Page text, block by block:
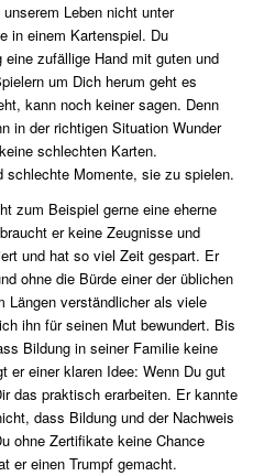
Leben nicht unter
in einem Kartenspiel. Du
zufällige Hand mit guten und
um Dich herum geht es
kann noch keiner sagen. Denn
in der richtigen Situation Wunder
schlechten Karten.
Momente, sie zu spielen.
zum Beispiel gerne eine eherne
er keine Zeugnisse und
und hat so viel Zeit gespart. Er
ohne die Bürde einer der üblichen
Längen verständlicher als viele
ihn für seinen Mut bewundert. Bis
Bildung in seiner Familie keine
er einer klaren Idee: Wenn Du gut
das praktisch erarbeiten. Er kannte
dass Bildung und der Nachweis
ohne Zertifikate keine Chance
er einen Trumpf gemacht.